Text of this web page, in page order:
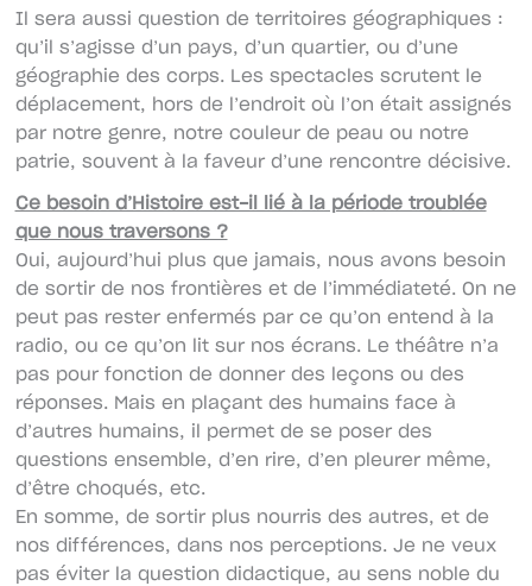
Il sera aussi question de territoires géographiques :
qu’il s’agisse d’un pays, d’un quartier, ou d’une
géographie des corps. Les spectacles scrutent le
déplacement, hors de l’endroit où l’on était assignés
par notre genre, notre couleur de peau ou notre
patrie, souvent à la faveur d’une rencontre décisive.
Ce besoin d’Histoire est-il lié à la période troublée
que nous traversons ?
Oui, aujourd’hui plus que jamais, nous avons besoin
de sortir de nos frontières et de l’immédiateté. On ne
peut pas rester enfermés par ce qu’on entend à la
radio, ou ce qu’on lit sur nos écrans. Le théâtre n’a
pas pour fonction de donner des leçons ou des
réponses. Mais en plaçant des humains face à
d’autres humains, il permet de se poser des
questions ensemble, d’en rire, d’en pleurer même,
d’être choqués, etc.
En somme, de sortir plus nourris des autres, et de
nos différences, dans nos perceptions. Je ne veux
pas éviter la question didactique, au sens noble du